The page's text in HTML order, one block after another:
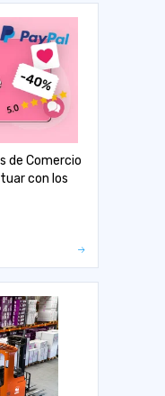
de Comercio
con los